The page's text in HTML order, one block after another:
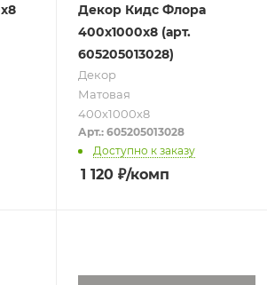
Декор Кидс Флора
400х1000х8 (арт.
605205013028)
Декор
Матовая
400х1000х8
Доступно к заказу
Арт.: 605205013028
1 120 ₽/комп